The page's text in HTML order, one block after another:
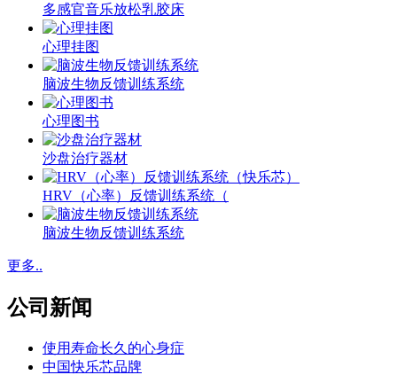
多感官音乐放松乳胶床
心理挂图
脑波生物反馈训练系统
心理图书
沙盘治疗器材
HRV（心率）反馈训练系统（
脑波生物反馈训练系统
更多..
公司新闻
使用寿命长久的心身症
中国快乐芯品牌